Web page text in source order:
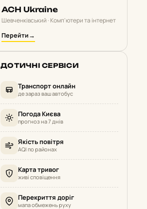
ACH Ukraine
Шевченківський · Комп'ютери та інтернет
Перейти→
ДОТИЧНІ СЕРВІСИ
Транспорт онлайн
де зараз ваш автобус
Погода Києва
прогноз на 7 днів
Якість повітря
AQI по районах
Карта тривог
живі сповіщення
Перекриття доріг
мапа обмежень руху